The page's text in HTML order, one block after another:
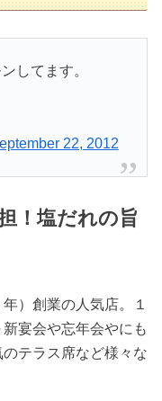
してます。
22, 2012
！塩だれの旨
）創業の人気店。１
宴会や忘年会やにも
テラス席など様々な